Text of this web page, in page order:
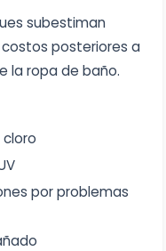
subestiman
posteriores a
la ropa de baño.
por problemas